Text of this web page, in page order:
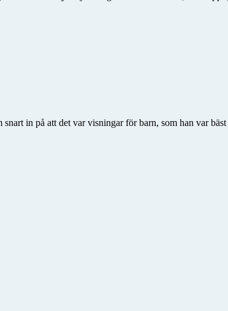
in på att det var visningar för barn, som han var